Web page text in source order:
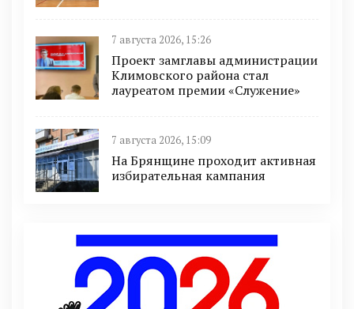
7 августа 2026, 15:26
Проект замглавы администрации
Климовского района стал
лауреатом премии «Служение»
7 августа 2026, 15:09
На Брянщине проходит активная
избирательная кампания